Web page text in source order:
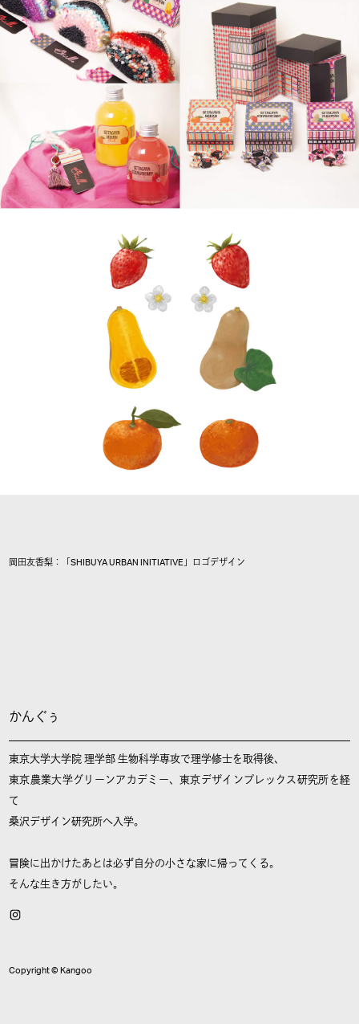
岡田友香梨：「SHIBUYA URBAN INITIATIVE」ロゴデザイン
かんぐぅ
東京大学大学院 理学部 生物科学専攻で理学修士を取得後、
東京農業大学グリーンアカデミー、東京デザインプレックス研究所を経
て
桑沢デザイン研究所へ入学。
冒険に出かけたあとは必ず自分の小さな家に帰ってくる。
そんな生き方がしたい。
Copyright © Kangoo